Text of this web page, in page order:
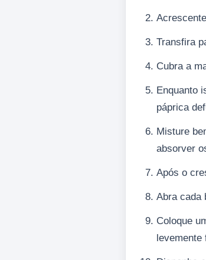
Transfira
Cubra a
Enquanto
páprica
Misture
absorver
Após o
Abra cada
Coloque